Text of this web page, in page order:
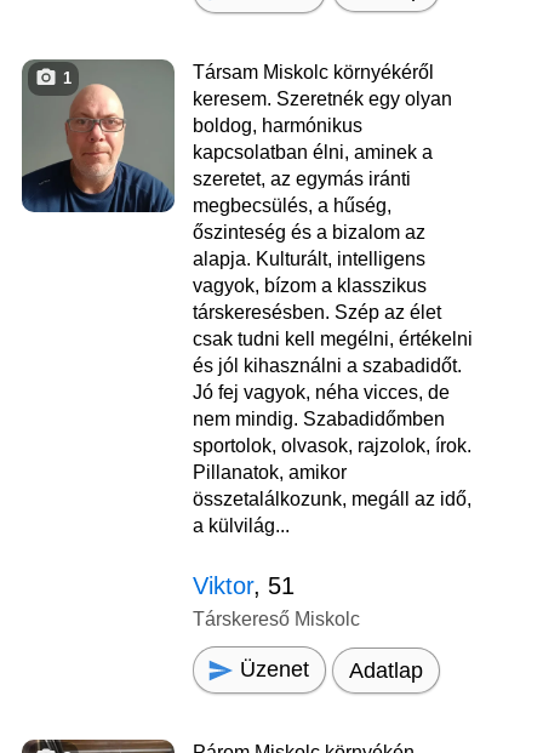
1
Társam Miskolc környékéről
keresem. Szeretnék egy olyan
boldog, harmónikus
kapcsolatban élni, aminek a
szeretet, az egymás iránti
megbecsülés, a hűség,
őszinteség és a bizalom az
alapja. Kulturált, intelligens
vagyok, bízom a klasszikus
társkeresésben. Szép az élet
csak tudni kell megélni, értékelni
és jól kihasználni a szabadidőt.
Jó fej vagyok, néha vicces, de
nem mindig. Szabadidőmben
sportolok, olvasok, rajzolok, írok.
Pillanatok, amikor
összetalálkozunk, megáll az idő,
a külvilág...
Viktor, 51
Társkereső Miskolc
Üzenet Adatlap